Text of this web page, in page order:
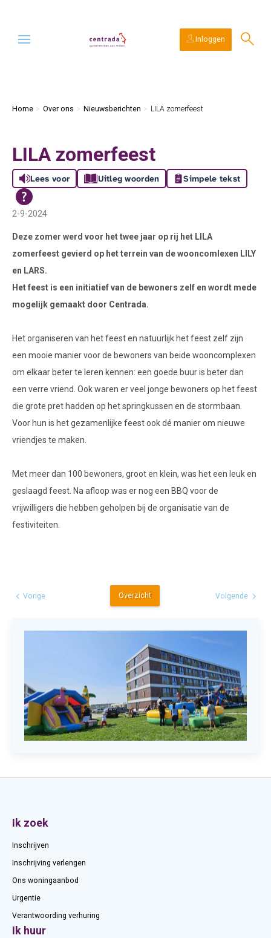
Naar de homepage
Ga naar Hoofd Inloggen
Home Over ons Nieuwsberichten LILA zomerfeest
LILA zomerfeest
Lees voor Uitleg woorden Simpele tekst
2-9-2024
Deze zomer werd voor het twee jaar op rij het LILA
zomerfeest gevierd op het terrein van de wooncomlexen LILY
en LARS.
Het feest is een initiatief van de bewoners zelf en wordt mede
mogelijk gemaakt door Centrada.
Het organiseren van het feest en natuurlijk het feest zelf zijn
een mooie manier voor de bewoners van beide wooncomplexen
om elkaar beter te leren kennen: een goede buur is beter dan
een verre vriend. Ook waren er veel jonge bewoners op het feest
die grote pret hadden op het springkussen en de stormbaan.
Voor hun is het gezamenlijke feest ook dé manier om nieuwe
vriendjes te maken.
Met meer dan 100 bewoners, groot en klein, was het een leuk en
geslaagd feest. Na afloop was er nog een BBQ voor de
vrijwilligers die hebben geholpen bij de organisatie van de
festiviteiten.
Volgende
Overzicht
Vorige
Contactinformatie
Ik zoek
Inschrijven
Inschrijving verlengen
Ons woningaanbod
Urgentie
Verantwoording verhuring
Ik huur